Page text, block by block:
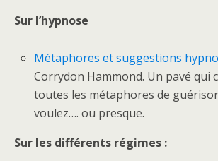
Sur l’hypnose
Métaphores et suggestions
Corrydon Hammond. Un pavé qui
toutes les métaphores de
voulez…. ou presque.
Sur les différents régimes :